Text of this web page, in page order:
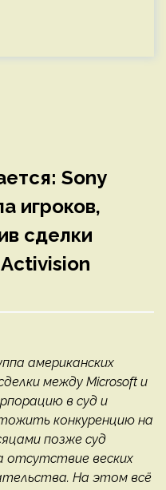
Sony
игроков,
сделки
американских
между Microsoft и
в суд и
конкуренцию на
позже суд
отсутствие веских
На этом всё